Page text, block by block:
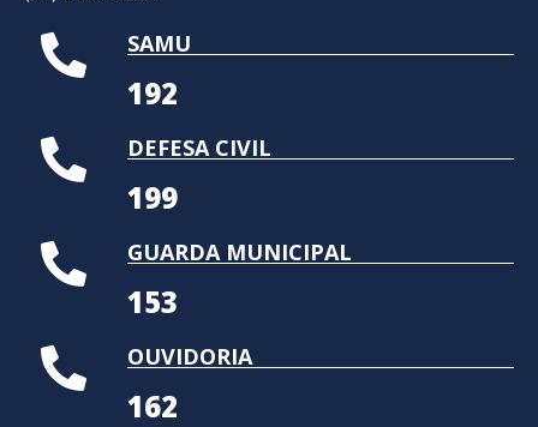
SAMU
192
DEFESA CIVIL
199
GUARDA MUNICIPAL
153
OUVIDORIA
162